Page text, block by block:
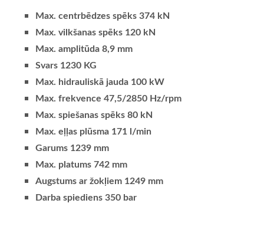
Max. centrbēdzes spēks 374 kN
Max. vilkšanas spēks 120 kN
Max. amplitūda 8,9 mm
Svars 1230 KG
Max. hidrauliskā jauda 100 kW
Max. frekvence 47,5/2850 Hz/rpm
Max. spiešanas spēks 80 kN
Max. eļļas plūsma 171 l/min
Garums 1239 mm
Max. platums 742 mm
Augstums ar žokļiem 1249 mm
Darba spiediens 350 bar